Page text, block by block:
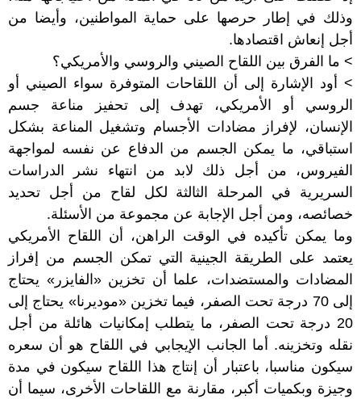
وذلك في إطار حرصها على حماية المواطنين، وأيضا من
أجل إنعاش اقتصادها.
> ما الفرق بين اللقاح الصيني والروسي والأمريكي؟
> أود الإشارة إلى أن اللقاحات المتوفرة سواء الصيني أو
الروسي أو الأمريكي، تهدف إلى تحفيز مناعة جسم
الإنسان، لإفراز مضادات الأجسام وتشغيل المناعة بشكل
استباقي، ما يمكن الجسم من الدفاع عن نفسه لمواجهة
الفيروس، من أجل ذلك لابد من انتهاء نشر الدراسات
السريرية في المرحلة الثالثة لكل لقاح من أجل تحديد
خصائصه، ومن أجل الإجابة عن مجموعة من الأسئلة.
وما يمكن تأكيده في الوقت الراهن، أن اللقاح الأمريكي
يعتمد على الطريقة الجينية التي تمكن الجسم من إفراز
المضادات والمستضدات، علما أن تخزين «الفايزر» يحتاج
إلى 70 درجة تحت الصفر، فيما تخزين «موديرنا» يحتاج إلى
20 درجة تحت الصفر، ما يتطلب إمكانيات هائلة من أجل
نقله وتخزينه. أما الجانب الإيجابي في اللقاح هو أن سعره
سيكون مناسبا، باعتبار أن إنتاج هذا اللقاح سيكون في مدة
وجيزة وبكميات أكبر، مقارنة مع اللقاحات الأخرى، سيما أن